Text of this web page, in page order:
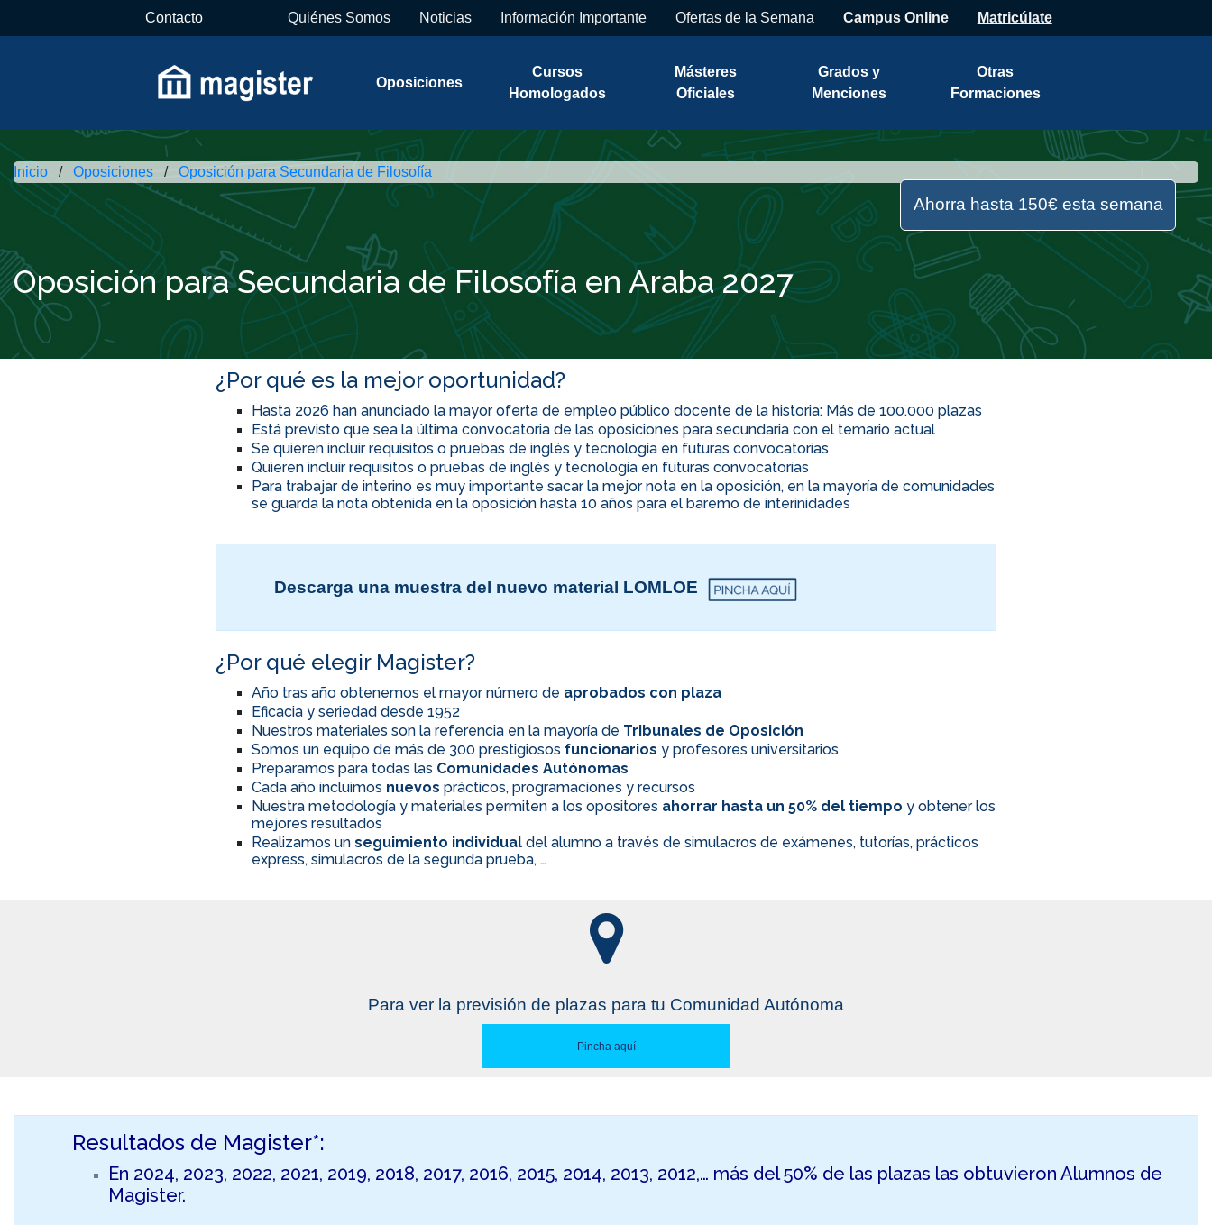
Contacto Quiénes Somos Noticias Información Importante Ofertas de la Semana Campus Online Matricúlate
Oposiciones
Cursos
Homologados
Másteres
Oficiales
Grados y
Menciones
Otras
Formaciones
Inicio Oposiciones Oposición para Secundaria de Filosofía
Ahorra hasta 150€ esta semana
Oposición para Secundaria de Filosofía en Araba 2027
¿Por qué es la mejor oportunidad?
Hasta 2026 han anunciado la mayor oferta de empleo público docente de la historia: Más de 100.000 plazas
Está previsto que sea la última convocatoria de las oposiciones para secundaria con el temario actual
Se quieren incluir requisitos o pruebas de inglés y tecnología en futuras convocatorias
Quieren incluir requisitos o pruebas de inglés y tecnología en futuras convocatorias
Para trabajar de interino es muy importante sacar la mejor nota en la oposición, en la mayoría de comunidades
se guarda la nota obtenida en la oposición hasta 10 años para el baremo de interinidades
Descarga una muestra del nuevo material LOMLOE
¿Por qué elegir Magister?
Año tras año obtenemos el mayor número de aprobados con plaza
Eficacia y seriedad desde 1952
Nuestros materiales son la referencia en la mayoría de Tribunales de Oposición
Somos un equipo de más de 300 prestigiosos funcionarios y profesores universitarios
Preparamos para todas las Comunidades Autónomas
Cada año incluimos nuevos prácticos, programaciones y recursos
Nuestra metodología y materiales permiten a los opositores ahorrar hasta un 50% del tiempo y obtener los
mejores resultados
Realizamos un seguimiento individual del alumno a través de simulacros de exámenes, tutorías, prácticos
express, simulacros de la segunda prueba, …
Para ver la previsión de plazas para tu Comunidad Autónoma
Pincha aquí
Resultados de Magister*:
En 2024, 2023, 2022, 2021, 2019, 2018, 2017, 2016, 2015, 2014, 2013, 2012,… más del 50% de las plazas las obtuvieron Alumnos de
Magister.